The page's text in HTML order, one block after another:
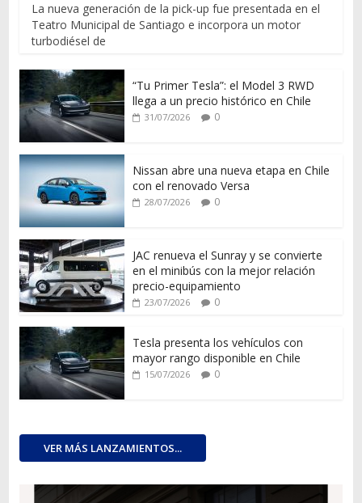
La nueva generación de la pick-up fue presentada en el
Teatro Municipal de Santiago e incorpora un motor
turbodiésel de
“Tu Primer Tesla”: el Model 3 RWD
llega a un precio histórico en Chile
31/07/2026 0
Nissan abre una nueva etapa en Chile
con el renovado Versa
28/07/2026 0
JAC renueva el Sunray y se convierte
en el minibús con la mejor relación
precio-equipamiento
23/07/2026 0
Tesla presenta los vehículos con
mayor rango disponible en Chile
15/07/2026 0
VER MÁS LANZAMIENTOS...